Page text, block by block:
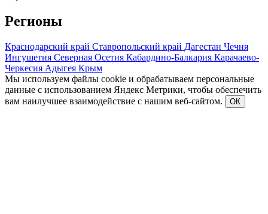
Регионы
Краснодарский край Ставропольский край Дагестан Чечня
Ингушетия Северная Осетия Кабардино-Балкария Карачаево-
Черкесия Адыгея Крым
Мы используем файлы cookie и обрабатываем персональные
данные с использованием Яндекс Метрики, чтобы обеспечить
вам наилучшее взаимодействие с нашим веб-сайтом.
ОК